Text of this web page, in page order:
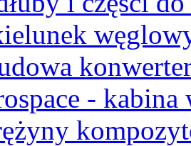
- kabina